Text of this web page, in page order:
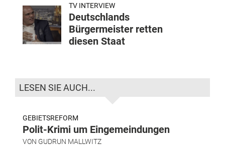
TV INTERVIEW
Deutschlands
Bürgermeister retten
diesen Staat
LESEN SIE AUCH...
GEBIETSREFORM
Polit-Krimi um Eingemeindungen
VON GUDRUN MALLWITZ